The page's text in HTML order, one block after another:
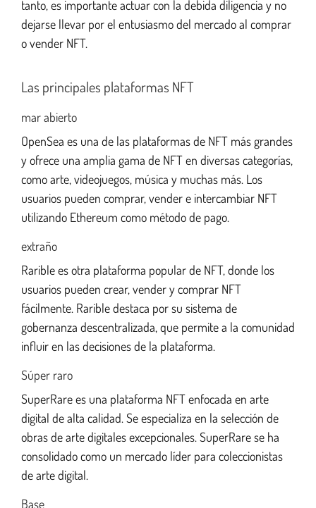
tanto, es importante actuar con la debida diligencia y no
dejarse llevar por el entusiasmo del mercado al comprar
o vender NFT.
Las principales plataformas NFT
mar abierto
OpenSea es una de las plataformas de NFT más grandes
y ofrece una amplia gama de NFT en diversas categorías,
como arte, videojuegos, música y muchas más. Los
usuarios pueden comprar, vender e intercambiar NFT
utilizando Ethereum como método de pago.
extraño
Rarible es otra plataforma popular de NFT, donde los
usuarios pueden crear, vender y comprar NFT
fácilmente. Rarible destaca por su sistema de
gobernanza descentralizada, que permite a la comunidad
influir en las decisiones de la plataforma.
Súper raro
SuperRare es una plataforma NFT enfocada en arte
digital de alta calidad. Se especializa en la selección de
obras de arte digitales excepcionales. SuperRare se ha
consolidado como un mercado líder para coleccionistas
de arte digital.
Base